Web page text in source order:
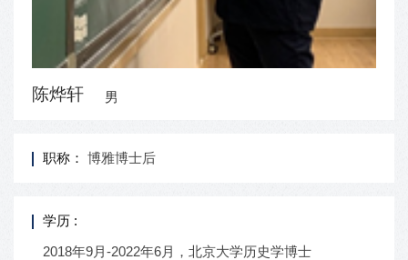
陈烨轩 男
职称： 博雅博士后
学历 :
2018年9月-2022年6月，北京大学历史学博士